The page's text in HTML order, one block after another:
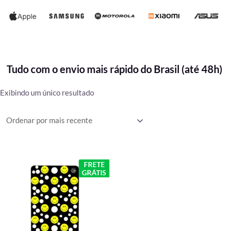
Tudo com o envio mais rápido do Brasil (até 48h)
Exibindo um único resultado
FRETE
GRÁTIS
preço
original
era:
R$ 199,90.
O
preço
atual
é:
R$ 129,90.